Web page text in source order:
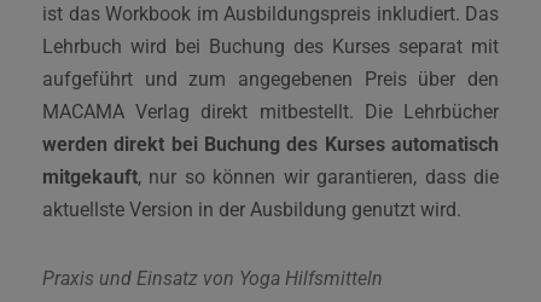
ist das Workbook im Ausbildungspreis inkludiert. Das
Lehrbuch wird bei Buchung des Kurses separat mit
aufgeführt und zum angegebenen Preis über den
MACAMA Verlag direkt mitbestellt. Die Lehrbücher
werden direkt bei Buchung des Kurses automatisch
mitgekauft, nur so können wir garantieren, dass die
aktuellste Version in der Ausbildung genutzt wird.
Praxis und Einsatz von Yoga Hilfsmitteln